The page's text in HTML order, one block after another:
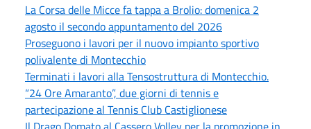
La Corsa delle Micce fa tappa a Brolio: domenica 2
agosto il secondo appuntamento del 2026
Proseguono i lavori per il nuovo impianto sportivo
polivalente di Montecchio
Terminati i lavori alla Tensostruttura di Montecchio.
“24 Ore Amaranto”, due giorni di tennis e
partecipazione al Tennis Club Castiglionese